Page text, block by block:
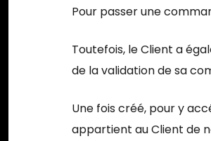
Pour passer une
Toutefois, le Client a
de la validation de sa
Une fois créé, pour y
appartient au Client de